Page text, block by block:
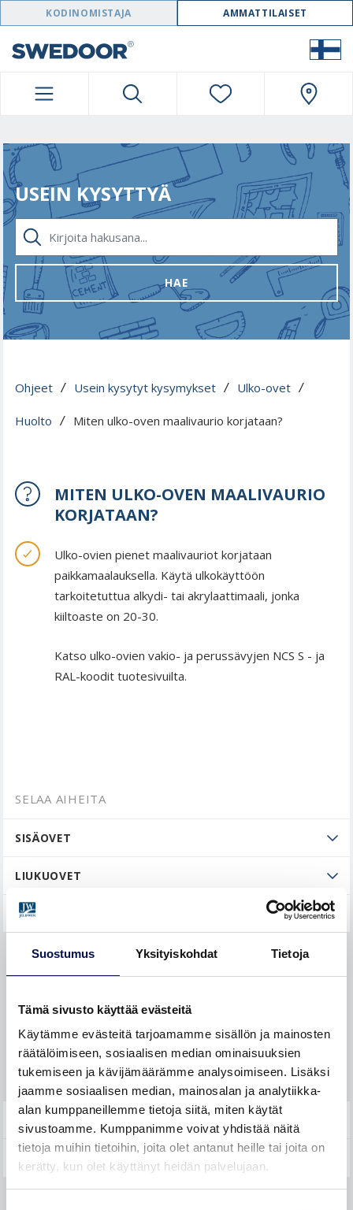
Suostumus Yksityiskohdat Tietoja
Tämä sivusto käyttää evästeitä
Käytämme evästeitä tarjoamamme sisällön ja mainosten
räätälöimiseen, sosiaalisen median ominaisuuksien
tukemiseen ja kävijämäärämme analysoimiseen. Lisäksi
jaamme sosiaalisen median, mainosalan ja analytiikka-
alan kumppaneillemme tietoja siitä, miten käytät
sivustoamme. Kumppanimme voivat yhdistää näitä
tietoja muihin tietoihin, joita olet antanut heille tai joita on
kerätty, kun olet käyttänyt heidän palvelujaan.
SWEDOOR NAVIGATION
KODINOMISTAJA AMMATTILAISET
USEIN KYSYTTYÄ
KIRJOITA HAKUSANA...
HAE
Ohjeet / Usein kysytyt kysymykset / Ulko-ovet /
Huolto / Miten ulko-oven maalivaurio korjataan?
MITEN ULKO-OVEN MAALIVAURIO
KORJATAAN?
Ulko-ovien pienet maalivauriot korjataan
paikkamaalauksella. Käytä ulkokäyttöön
tarkoitetuttua alkydi- tai akrylaattimaali, jonka
kiiltoaste on 20-30.
Katso ulko-ovien vakio- ja perussävyjen NCS S - ja
RAL-koodit tuotesivuilta.
SELAA AIHEITA
SISÄOVET
LIUKUOVET
ULKO-OVET
Tekniset tiedot
Asennus
HUOLTO